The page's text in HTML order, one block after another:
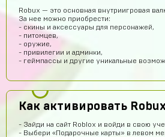
Robux — это основная внутриигровая
За нее можно приобрести:
- скины и аксессуары для персонажей,
- питомцев,
- оружие,
- привилегии и админки,
- геймпассы и другие уникальные
Как активировать
- Зайди на сайт Roblox и войди в свою
- Выбери «Подарочные карты» в левом
Годно
Fese
Магаз топовый не кинули
Артём Грошев
Я не бот 12345
Даниил Кыров
Думаю,это правда что дают акк
Оятилло Хаитов